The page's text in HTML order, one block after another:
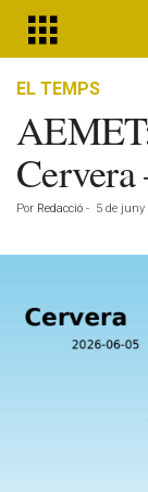
EL TEMPS
Cervera
Por Redacció - 5 de juny